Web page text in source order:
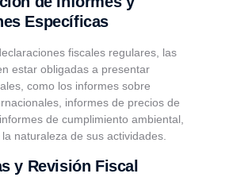
Específicas
fiscales regulares, las
estar obligadas a presentar
como los informes sobre
informes de precios de
de cumplimiento ambiental,
naturaleza de sus actividades.
y Revisión Fiscal